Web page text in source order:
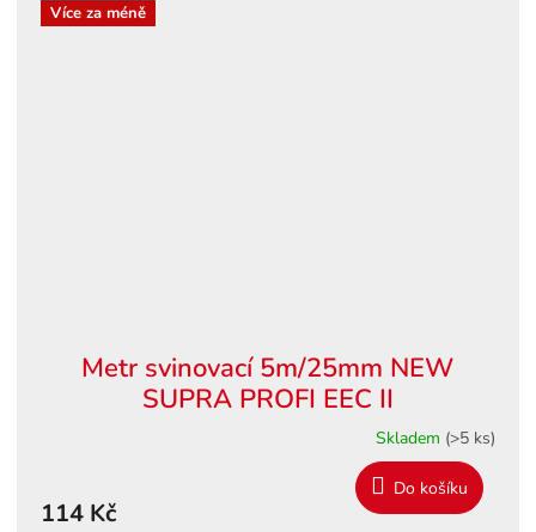
Více za méně
Metr svinovací 5m/25mm NEW
SUPRA PROFI EEC II
Skladem (>5 ks)
114 Kč
Do košíku